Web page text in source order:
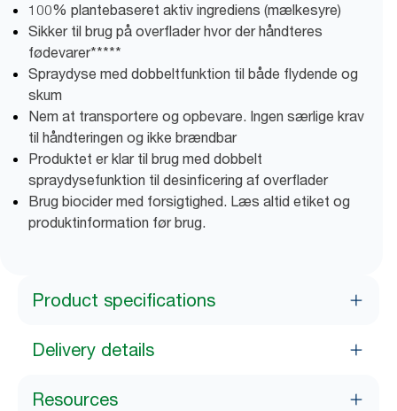
100% plantebaseret aktiv ingrediens (mælkesyre)
Sikker til brug på overflader hvor der håndteres
fødevarer*****
Spraydyse med dobbeltfunktion til både flydende og
skum
Nem at transportere og opbevare. Ingen særlige krav
til håndteringen og ikke brændbar
Produktet er klar til brug med dobbelt
spraydysefunktion til desinficering af overflader
Brug biocider med forsigtighed. Læs altid etiket og
produktinformation før brug.
Product specifications
Delivery details
Resources